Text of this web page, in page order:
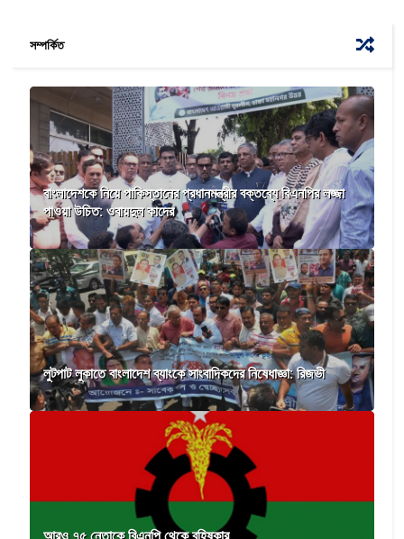
সম্পর্কিত
বাংলাদেশকে নিয়ে পাকিস্তানের প্রধানমন্ত্রীর বক্তব্যে বিএনপির লজ্জা
পাওয়া উচিত: ওবায়দুল কাদের
লুটপাট লুকাতে বাংলাদেশ ব্যাংকে সাংবাদিকদের নিষেধাজ্ঞা: রিজভী